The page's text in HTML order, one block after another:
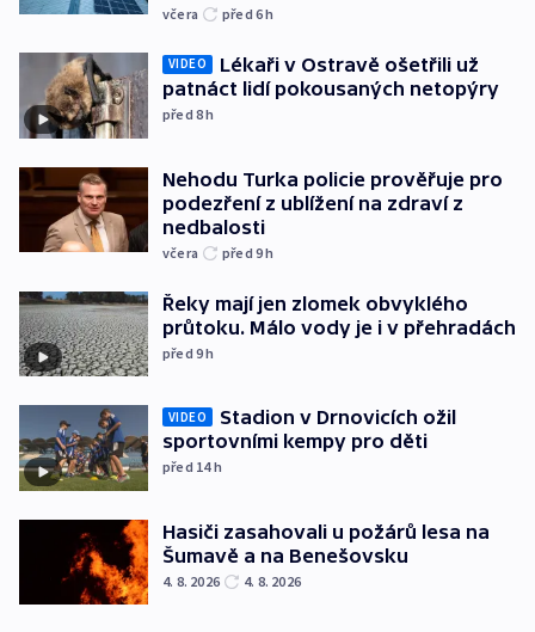
včera před 6h
VIDEO
Lékaři v Ostravě ošetřili už
patnáct lidí pokousaných netopýry
před 8h
Nehodu Turka policie prověřuje pro
podezření z ublížení na zdraví z
nedbalosti
včera před 9h
Řeky mají jen zlomek obvyklého
průtoku. Málo vody je i v přehradách
před 9h
VIDEO
Stadion v Drnovicích ožil
sportovními kempy pro děti
před 14h
Hasiči zasahovali u požárů lesa na
Šumavě a na Benešovsku
4. 8. 2026 4. 8. 2026